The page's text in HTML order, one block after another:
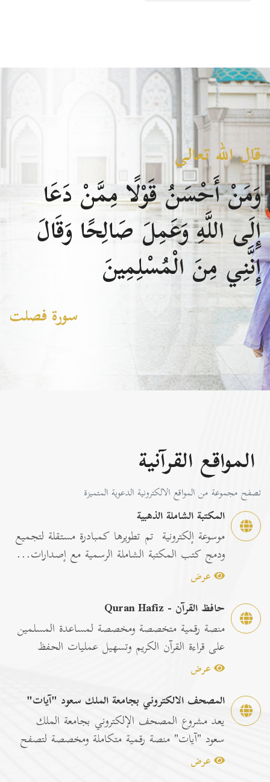
قال الله تعالى
وَمَنْ أَحْسَنُ قَوْلًا مِمَّنْ دَعَا
إِلَى اللَّهِ وَعَمِلَ صَالِحًا وَقَالَ
إِنَّنِي مِنَ الْمُسْلِمِينَ
سورة فصلت
المواقع القرآنية
تصفح مجموعة من المواقع الالكترونية الدعوية المتميزة
المكتبة الشاملة الذهبية
موسوعة إلكترونية تم تطويرها كمبادرة مستقلة لتجميع
ودمج كتب المكتبة الشاملة الرسمية مع إصدارات...
عرض
حافظ القرآن - Quran Hafiz
منصة رقمية متخصصة ومخصصة لمساعدة المسلمين
على قراءة القرآن الكريم وتسهيل عمليات الحفظ
والمراجعة عبر...
عرض
المصحف الالكتروني بجامعة الملك سعود "آيات"
يعد مشروع المصحف الإلكتروني بجامعة الملك
سعود "آيات" منصة رقمية متكاملة ومخصصة لتصفح
وقراءة القرآن ا...
عرض